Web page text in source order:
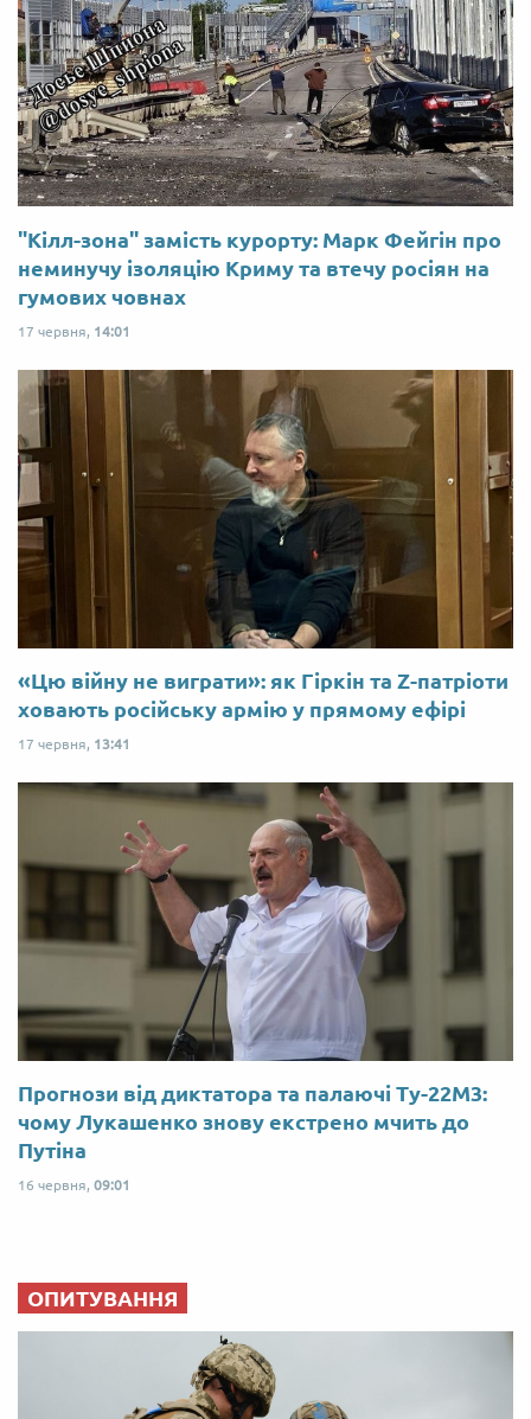
"Кілл-зона" замість курорту: Марк Фейгін про
неминучу ізоляцію Криму та втечу росіян на
гумових човнах
17 червня, 14:01
«Цю війну не виграти»: як Гіркін та Z-патріоти
ховають російську армію у прямому ефірі
17 червня, 13:41
Прогнози від диктатора та палаючі Ту-22М3:
чому Лукашенко знову екстрено мчить до
Путіна
16 червня, 09:01
ОПИТУВАННЯ